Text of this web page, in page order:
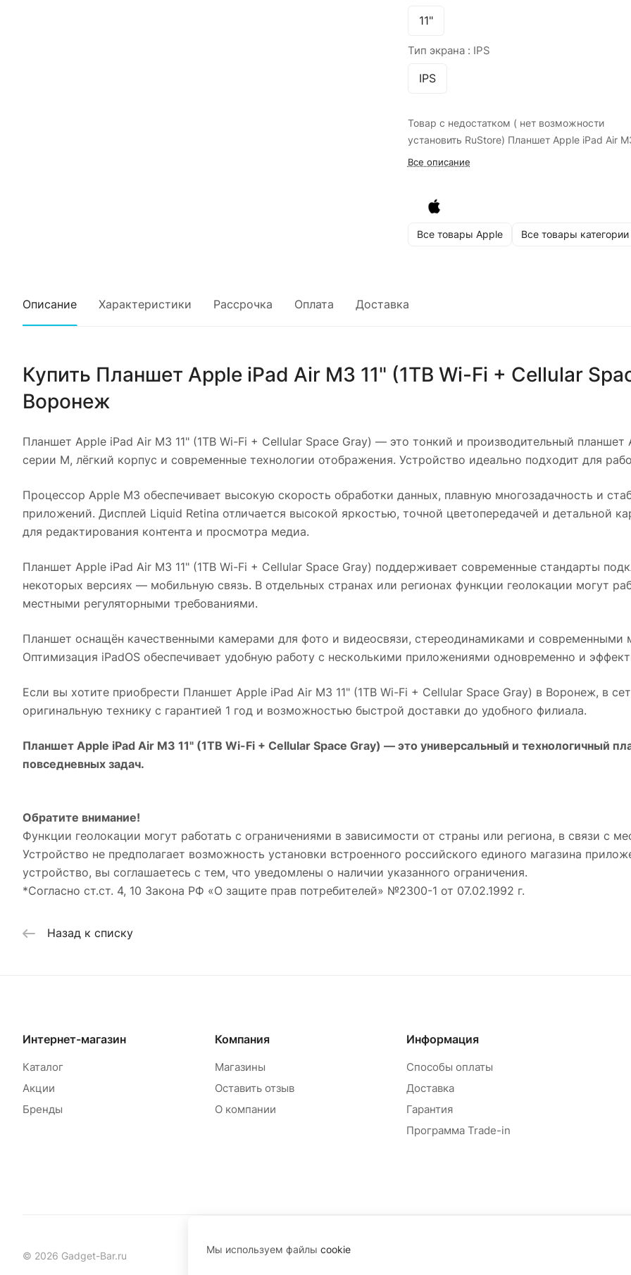
11"
Тип экрана : IPS
IPS
Товар с недостатком ( нет возможности
установить RuStore) Планшет Apple iPad Air
Все описание
Все товары Apple Все товары категории
Описание Характеристики Рассрочка Оплата Доставка
Купить Планшет Apple iPad Air M3 11" (1TB Wi-Fi + Cellular
Воронеж
Планшет Apple iPad Air M3 11" (1TB Wi-Fi + Cellular Space Gray) — это тонкий и производительный
серии M, лёгкий корпус и современные технологии отображения. Устройство идеально подходит для
Процессор Apple M3 обеспечивает высокую скорость обработки данных, плавную многозадачность и
приложений. Дисплей Liquid Retina отличается высокой яркостью, точной цветопередачей и детальной
для редактирования контента и просмотра медиа.
Планшет Apple iPad Air M3 11" (1TB Wi-Fi + Cellular Space Gray) поддерживает современные стандарты
некоторых версиях — мобильную связь. В отдельных странах или регионах функции геолокации могут
местными регуляторными требованиями.
Планшет оснащён качественными камерами для фото и видеосвязи, стереодинамиками и современными
Оптимизация iPadOS обеспечивает удобную работу с несколькими приложениями одновременно и
Если вы хотите приобрести Планшет Apple iPad Air M3 11" (1TB Wi-Fi + Cellular Space Gray) в Воронеж, в
оригинальную технику с гарантией 1 год и возможностью быстрой доставки до удобного филиала.
Планшет Apple iPad Air M3 11" (1TB Wi-Fi + Cellular Space Gray) — это универсальный и технологичный
повседневных задач.
Обратите внимание!
Функции геолокации могут работать с ограничениями в зависимости от страны или региона, в связи с
Устройство не предполагает возможность установки встроенного российского единого магазина
устройство, вы соглашаетесь с тем, что уведомлены о наличии указанного ограничения.
*Согласно ст.ст. 4, 10 Закона РФ «О защите прав потребителей» №2300-1 от 07.02.1992 г.
Назад к списку
Интернет-магазин
Каталог
Акции
Бренды
Компания
Магазины
Оставить отзыв
О компании
Информация
Способы оплаты
Доставка
Гарантия
Программа Trade-in
© 2026 Gadget-Bar.ru
Мы используем файлы cookie